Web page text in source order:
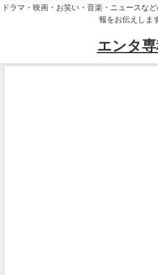
ドラマ・映画・お笑い・音楽・ニュースな
報をお伝えしま
エンタ